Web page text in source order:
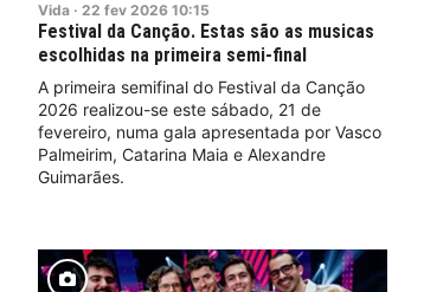
Vida · 22 fev 2026 10:15
Festival da Canção. Estas são as musicas
escolhidas na primeira semi-final
A primeira semifinal do Festival da Canção
2026 realizou-se este sábado, 21 de
fevereiro, numa gala apresentada por Vasco
Palmeirim, Catarina Maia e Alexandre
Guimarães.